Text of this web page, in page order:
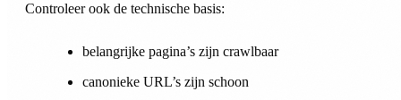
Controleer ook de technische basis:
belangrijke pagina’s zijn crawlbaar
canonieke URL’s zijn schoon